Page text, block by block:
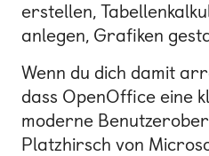
erstellen,
anlegen, Grafiken
Wenn du dich damit
dass OpenOffice eine
moderne
Platzhirsch von